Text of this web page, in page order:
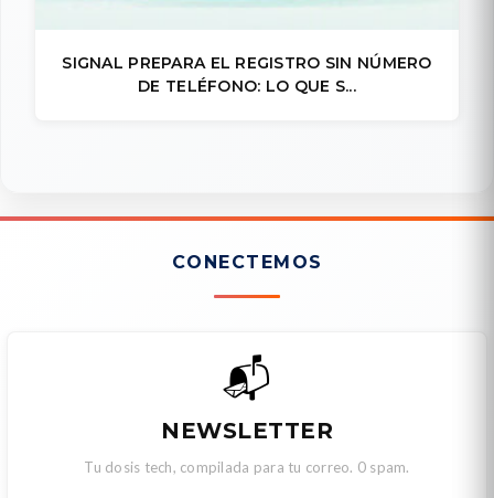
SIGNAL PREPARA EL REGISTRO SIN NÚMERO
DE TELÉFONO: LO QUE S...
CONECTEMOS
📬
NEWSLETTER
Tu dosis tech, compilada para tu correo. 0 spam.